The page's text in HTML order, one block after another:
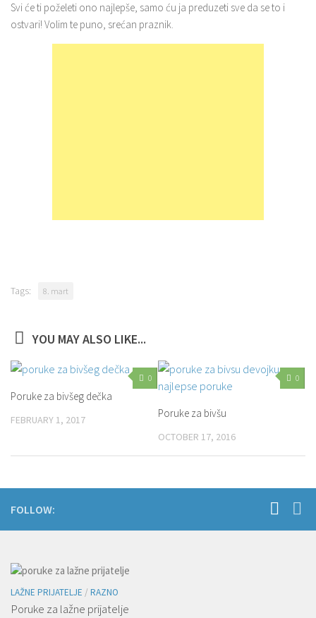
Svi će ti poželeti ono najlepše, samo ću ja preduzeti sve da se to i
ostvari! Volim te puno, srećan praznik.
Tags: 8. mart
YOU MAY ALSO LIKE...
0
Poruke za bivšeg dečka
FEBRUARY 1, 2017
0
Poruke za bivšu
OCTOBER 17, 2016
FOLLOW:
LAŽNE PRIJATELJE / RAZNO
Poruke za lažne prijatelje